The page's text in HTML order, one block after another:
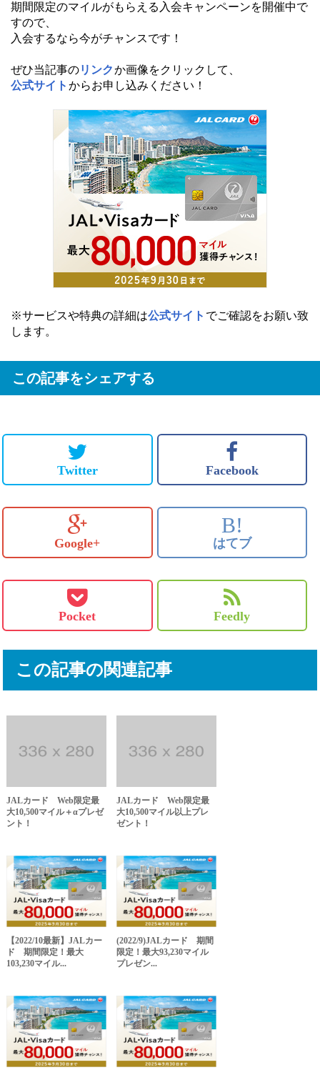
期間限定のマイルがもらえる入会キャンペーンを開催中で
すので、
入会するなら今がチャンスです！
ぜひ当記事のリンクか画像をクリックして、
公式サイト からお申し込みください！
※サービスや特典の詳細は公式サイト でご確認をお願い致
します。
この記事をシェアする
Twitter Facebook
Google+
B!
はてブ
Pocket Feedly
この記事の関連記事
JALカード Web限定最
大10,500マイル＋αプレゼ
ント！
JALカード Web限定最
大10,500マイル以上プレ
ゼント！
【2022/10最新】JALカー
ド 期間限定！最大
103,230マイル...
(2022/9)JALカード 期間
限定！最大93,230マイル
プレゼン...